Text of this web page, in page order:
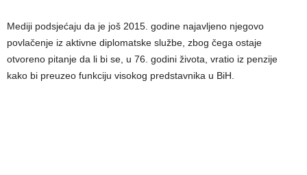
Mediji podsjećaju da je još 2015. godine najavljeno njegovo
povlačenje iz aktivne diplomatske službe, zbog čega ostaje
otvoreno pitanje da li bi se, u 76. godini života, vratio iz penzije
kako bi preuzeo funkciju visokog predstavnika u BiH.